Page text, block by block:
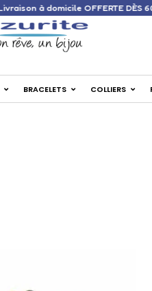
✦ Livraison à domicile
BRACELETS COLLIERS